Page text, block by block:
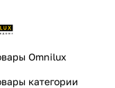
Omnilux
категории